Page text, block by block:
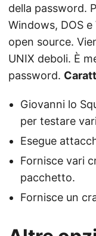
della password.
Windows, DOS
open source.
UNIX deboli. È
password.
Giovanni lo
per testare
Esegue
Fornisce vari
pacchetto.
Fornisce un